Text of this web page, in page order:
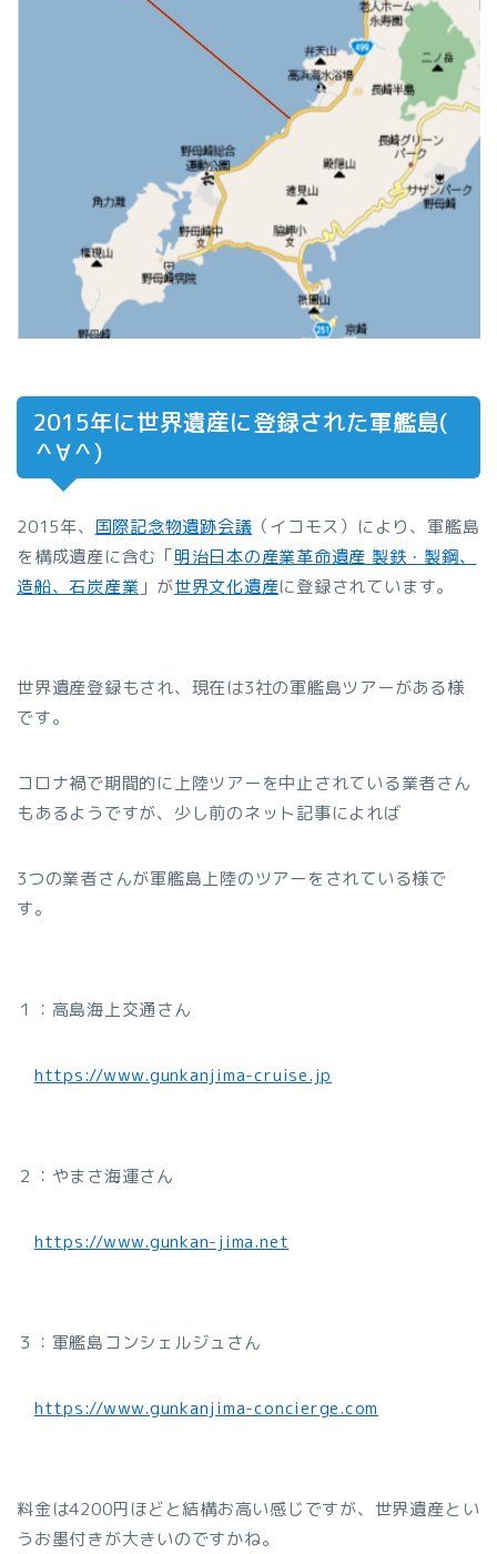
2015年に世界遺産に登録された軍艦島(
＾∀＾)
2015年、 国際記念物遺跡会議 （イコモス）により、軍艦島
を構成遺産に含む「明治日本の産業革命遺産 製鉄・製鋼、
造船、石炭産業 」が世界文化遺産に登録されています。
世界遺産登録もされ、現在は3社の軍艦島ツアーがある様
です。
コロナ禍で期間的に上陸ツアーを中止されている業者さん
もあるようですが、少し前のネット記事によれば
3つの業者さんが軍艦島上陸のツアーをされている様で
す。
１：高島海上交通さん
https://www.gunkanjima-cruise.jp
２：やまさ海運さん
https://www.gunkan-jima.net
３：軍艦島コンシェルジュさん
https://www.gunkanjima-concierge.com
料金は4200円ほどと結構お高い感じですが、世界遺産とい
うお墨付きが大きいのですかね。